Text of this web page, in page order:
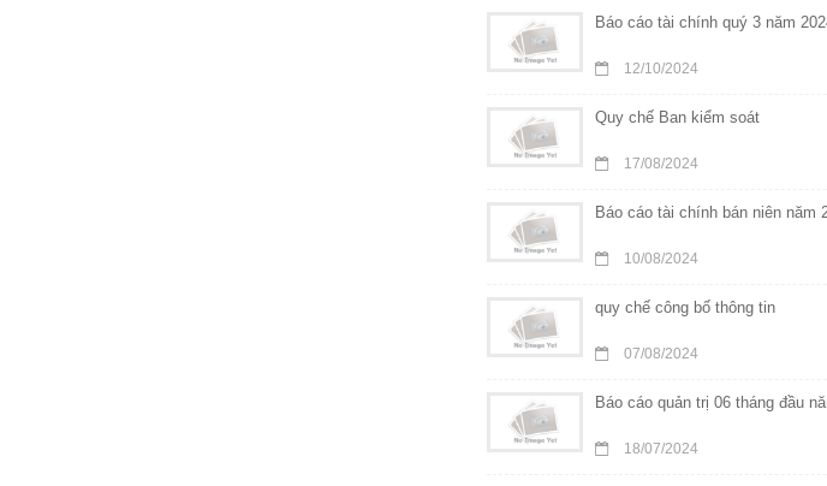
Báo cáo tài chính quý 3 năm
12/10/2024
Quy chế Ban kiểm soát
17/08/2024
Báo cáo tài chính bán niên năm
10/08/2024
quy chế công bố thông tin
07/08/2024
Báo cáo quản trị 06 tháng đầu
18/07/2024